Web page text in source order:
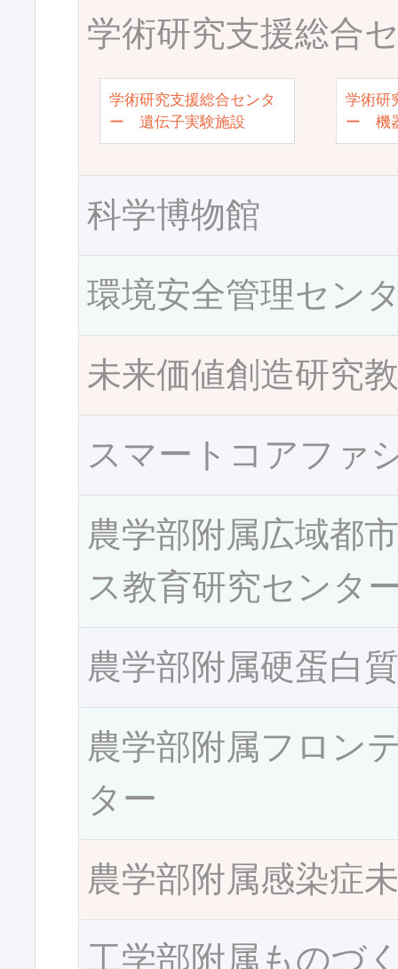
学術研究支援総合
学術研究支援総合センタ
ー 遺伝子実験施設
学術研
ー 機
科学博物館
環境安全管理セン
未来価値創造研究
スマートコアファ
農学部附属広域都
ス教育研究センタ
農学部附属硬蛋白
農学部附属フロン
ター
農学部附属感染症
工学部附属ものづ